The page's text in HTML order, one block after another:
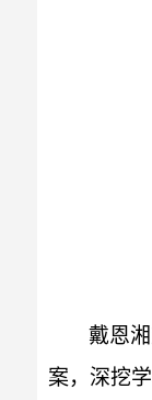
戴恩
案，深挖